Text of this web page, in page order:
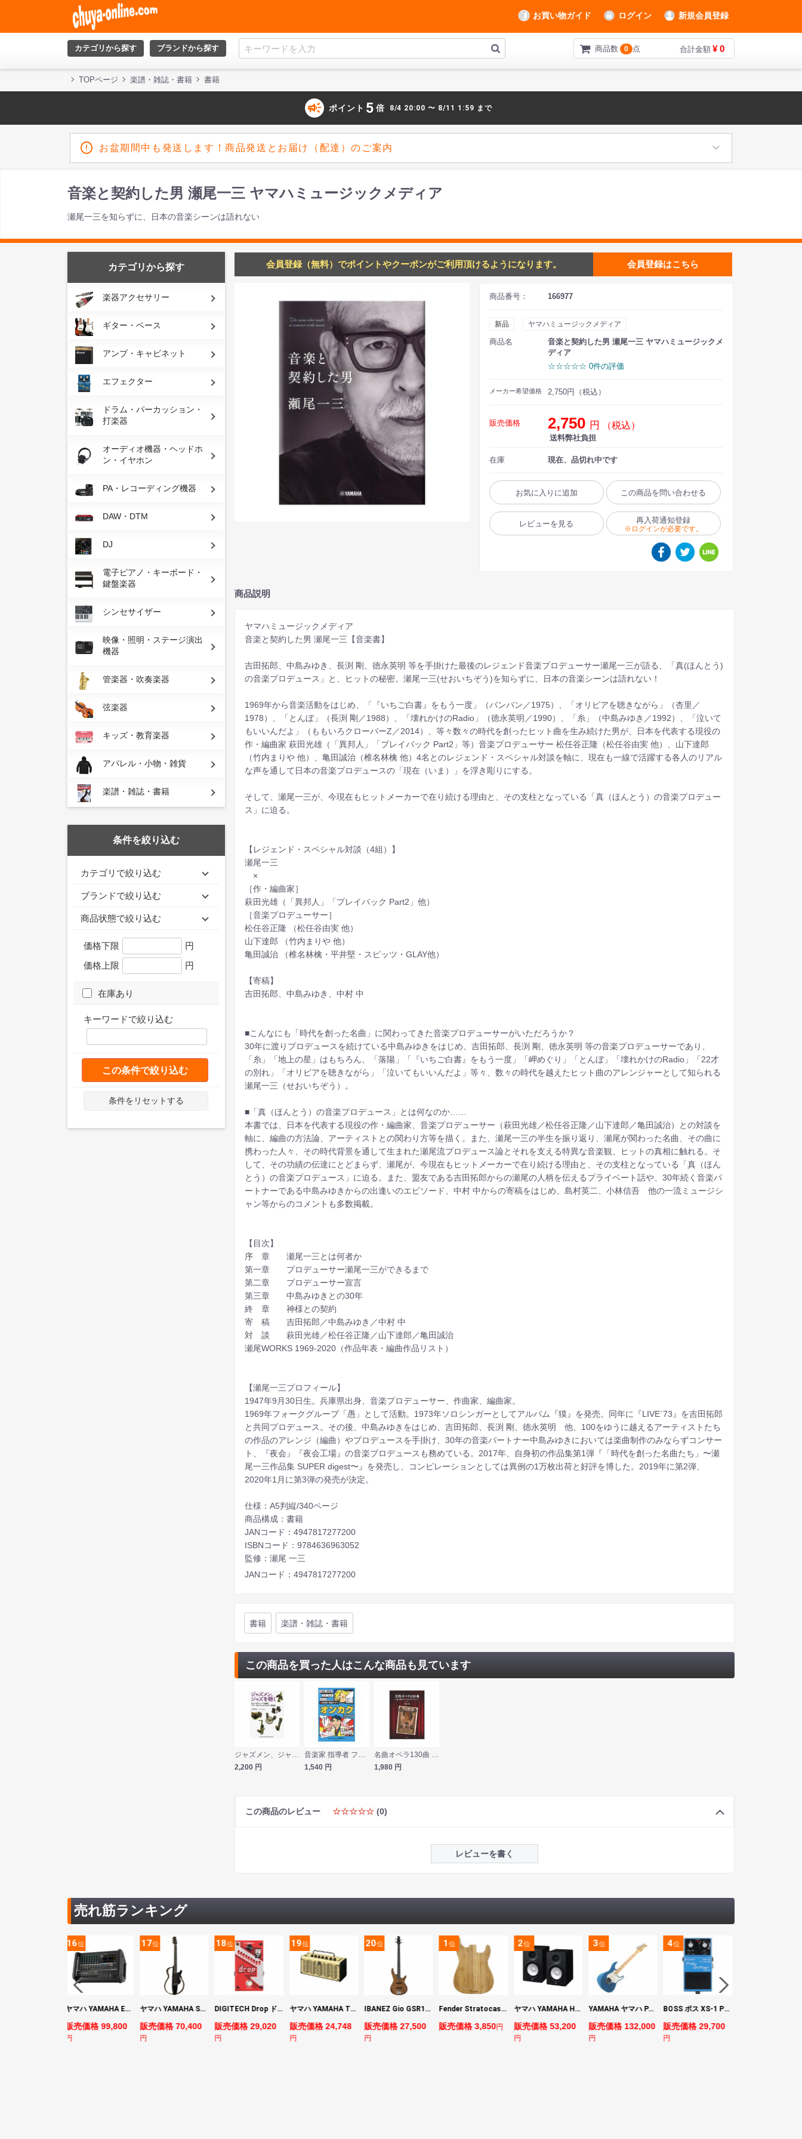
お買い物ガイド ログイン 新規会員登録
カテゴリから探す ブランドから探す 商品数 0 点 合計金額 ¥ 0
TOPページ 楽譜・雑誌・書籍 書籍
campaign ポイント 5 倍 8/4 20:00 〜 8/11 1:59 まで
お盆期間中も発送します！商品発送とお届け（配達）のご案内
音楽と契約した男 瀬尾一三 ヤマハミュージックメディア
瀬尾一三を知らずに、日本の音楽シーンは語れない
カテゴリから探す
楽器アクセサリー
ギター・ベース
アンプ・キャビネット
エフェクター
ドラム・パーカッション・
打楽器
オーディオ機器・ヘッドホ
ン・イヤホン
PA・レコーディング機器
DAW・DTM
DJ
電子ピアノ・キーボード・
鍵盤楽器
シンセサイザー
映像・照明・ステージ演出
機器
管楽器・吹奏楽器
弦楽器
キッズ・教育楽器
アパレル・小物・雑貨
楽譜・雑誌・書籍
条件を絞り込む
カテゴリで絞り込む
ブランドで絞り込む
商品状態で絞り込む
価格下限
円
価格上限
円
在庫あり
キーワードで絞り込む
この条件で絞り込む
条件をリセットする
会員登録（無料）でポイントやクーポンがご利用頂けるようになります。 会員登録はこちら
商品番号： 166977
新品 ヤマハミュージックメディア
商品名
音楽と契約した男 瀬尾一三 ヤマハミュージックメ
ディア
☆☆☆☆☆ 0件の評価
メーカー希望価格 2,750円（税込）
販売価格 2,750 円 （税込）
送料弊社負担
在庫 現在、品切れ中です
お気に入りに追加 この商品を問い合わせる
レビューを見る 再入荷通知登録
※ログインが必要です。
商品説明
ヤマハミュージックメディア
音楽と契約した男 瀬尾一三【音楽書】
吉田拓郎、中島みゆき、長渕 剛、徳永英明 等を手掛けた最後のレジェンド音楽プロデューサー瀬尾一三が語る、「真(ほんとう)
の音楽プロデュース」と、ヒットの秘密。瀬尾一三(せおいちぞう)を知らずに、日本の音楽シーンは語れない！
1969年から音楽活動をはじめ、「『いちご白書』をもう一度」（バンバン／1975）、「オリビアを聴きながら」（杏里／
1978）、「とんぼ」（長渕 剛／1988）、「壊れかけのRadio」（徳永英明／1990）、「糸」（中島みゆき／1992）、「泣いて
もいいんだよ」（ももいろクローバーZ／2014）、等々数々の時代を創ったヒット曲を生み続けた男が、日本を代表する現役の
作・編曲家 萩田光雄（「異邦人」「プレイバック Part2」等）音楽プロデューサー 松任谷正隆（松任谷由実 他）、山下達郎
（竹内まりや 他）、亀田誠治（椎名林檎 他）4名とのレジェンド・スペシャル対談を軸に、現在も一線で活躍する各人のリアル
な声を通して日本の音楽プロデュースの「現在（いま）」を浮き彫りにする。
そして、瀬尾一三が、今現在もヒットメーカーで在り続ける理由と、その支柱となっている「真（ほんとう）の音楽プロデュー
ス」に迫る。
【レジェンド・スペシャル対談（4組）】
瀬尾一三
×
［作・編曲家］
萩田光雄（「異邦人」「プレイバック Part2」他）
［音楽プロデューサー］
松任谷正隆 （松任谷由実 他）
山下達郎 （竹内まりや 他）
亀田誠治 （椎名林檎・平井堅・スピッツ・GLAY他）
【寄稿】
吉田拓郎、中島みゆき、中村 中
■こんなにも「時代を創った名曲」に関わってきた音楽プロデューサーがいただろうか？
30年に渡りプロデュースを続けている中島みゆきをはじめ、吉田拓郎、長渕 剛、徳永英明 等の音楽プロデューサーであり、
「糸」「地上の星」はもちろん、「落陽」「『いちご白書』をもう一度」「岬めぐり」「とんぼ」「壊れかけのRadio」「22才
の別れ」「オリビアを聴きながら」「泣いてもいいんだよ」等々、数々の時代を越えたヒット曲のアレンジャーとして知られる
瀬尾一三（せおいちぞう）。
■「真（ほんとう）の音楽プロデュース」とは何なのか……
本書では、日本を代表する現役の作・編曲家、音楽プロデューサー（萩田光雄／松任谷正隆／山下達郎／亀田誠治）との対談を
軸に、編曲の方法論、アーティストとの関わり方等を描く。また、瀬尾一三の半生を振り返り、瀬尾が関わった名曲、その曲に
携わった人々、その時代背景を通して生まれた瀬尾流プロデュース論とそれを支える特異な音楽観、ヒットの真相に触れる。そ
して、その功績の伝達にとどまらず、瀬尾が、今現在もヒットメーカーで在り続ける理由と、その支柱となっている「真（ほん
とう）の音楽プロデュース」に迫る。また、盟友である吉田拓郎からの瀬尾の人柄を伝えるプライベート話や、30年続く音楽パ
ートナーである中島みゆきからの出逢いのエピソード、中村 中からの寄稿をはじめ、島村英二、小林信吾 他の一流ミュージシ
ャン等からのコメントも多数掲載。
【目次】
序 章 瀬尾一三とは何者か
第一章 プロデューサー瀬尾一三ができるまで
第二章 プロデューサー宣言
第三章 中島みゆきとの30年
終 章 神様との契約
寄 稿 吉田拓郎／中島みゆき／中村 中
対 談 萩田光雄／松任谷正隆／山下達郎／亀田誠治
瀬尾WORKS 1969-2020（作品年表・編曲作品リスト）
【瀬尾一三プロフィール】
1947年9月30日生。兵庫県出身、音楽プロデューサー、作曲家、編曲家。
1969年フォークグループ「愚」として活動。1973年ソロシンガーとしてアルバム『獏』を発売。同年に『LIVE`73』を吉田拓郎
と共同プロデュース。その後、中島みゆきをはじめ、吉田拓郎、長渕 剛、徳永英明 他、100をゆうに越えるアーティストたち
の作品のアレンジ（編曲）やプロデュースを手掛け、30年の音楽パートナー中島みゆきにおいては楽曲制作のみならずコンサー
ト、『夜会』『夜会工場』の音楽プロデュースも務めている。2017年、自身初の作品集第1弾『「時代を創った名曲たち」〜瀬
尾一三作品集 SUPER digest〜』を発売し、コンピレーションとしては異例の1万枚出荷と好評を博した。2019年に第2弾、
2020年1月に第3弾の発売が決定。
仕様：A5判縦/340ページ
商品構成：書籍
JANコード：4947817277200
ISBNコード：9784636963052
監修：瀬尾 一三
JANコード：4947817277200
書籍 楽譜・雑誌・書籍
この商品を買った人はこんな商品も見ています
ジャズメン、ジャズを聴く シンコーミュージック
2,200 円
音楽家 指導者 フリーランスのための確定申告 税金ガイド オンカク 2026改訂版 音楽之友社
1,540 円
名曲オペラ130曲 CD＆DVDベストセレクション ハンナ
1,980 円
この商品のレビュー ☆☆☆☆☆ (0)
レビューを書く
売れ筋ランキング
16位
ヤマハ YAMAHA EMX7 12ch パワードミキサー
販売価格 99,800
円
17位
ヤマハ YAMAHA SLG200S TBL サイレントギター
販売価格 70,400
円
18位
DIGITECH Drop ドロップ・リチューニング・エフェクト
販売価格 29,020
円
19位
ヤマハ YAMAHA THR5 コンパクトギターアンプ 小型アンプ
販売価格 24,748
円
20位
IBANEZ Gio GSR180-LBF エレキベース
販売価格 27,500
円
1位
Fender Stratocaster Cutting Board カッティングボード（まな板）
販売価格 3,850円
2位
ヤマハ YAMAHA HS7 パワードスタジオモニタースピーカー×2本
販売価格 53,200
円
3位
YAMAHA ヤマハ PACS+12M SB Pacifica Standard Plus パシフィカスタンダードプラス エレキギター
販売価格 132,000
円
4位
BOSS ボス XS-1 Poly Shifter ギターエフェクター ピッチシフター
販売価格 29,700
円